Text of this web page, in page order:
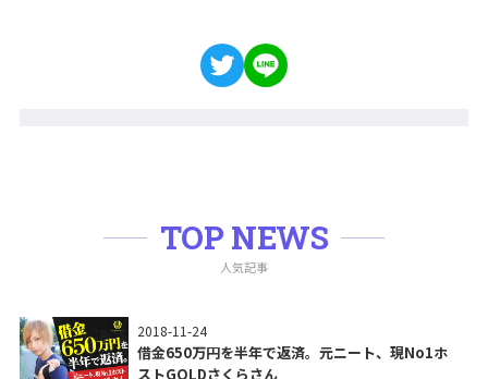
TOP NEWS
人気記事
2018-11-24
借金650万円を半年で返済。元ニート、現No1ホ
ストGOLDさくらさん